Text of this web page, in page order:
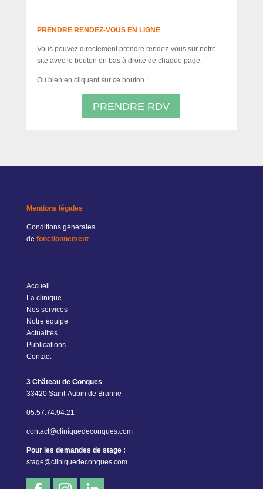
PRENDRE RENDEZ-VOUS EN LIGNE
Vous pouvez directement prendre rendez-vous sur notre
site avec le bouton en bas à droite de chaque page.
Ou bien en cliquant sur ce bouton :
PRENDRE RDV
Mentions légales
Conditions générales
de fonctionnement
Accueil
La clinique
Nos services
Notre équipe
Actualités
Publications
Contact
3 Château de Conques
33420 Saint-Aubin de Branne
05.57.74.94.21
contact@cliniquedeconques.com
Pour les demandes de stage :
stage@cliniquedeconques.com